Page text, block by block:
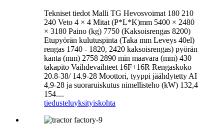
Tekniset tiedot Malli TG Hevosvoimat 180 210
240 Veto 4 × 4 Mitat (P*L*K)mm 5400 × 2480
× 3180 Paino (kg) 7750 (Kaksoisrengas 8200)
Etupyörän kulutuspinta (Taka mm Leveys 40el)
rengas 1740 - 1820, 2420 kaksoisrengas) pyörän
kanta (mm) 2758 2890 min maavara (mm) 430
takapito Vaihdevaihteet 16F+16R Rengaskoko
20.8-38/ 14.9-28 Moottori, tyyppi jäähdytetty AI
4,9-28 ja suoraruiskutus nimellisteho (kW) 132,4
154....
tiedusteluyksityiskohta